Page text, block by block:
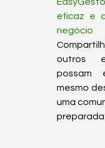
eficaz e
outros
possam
mesmo
uma